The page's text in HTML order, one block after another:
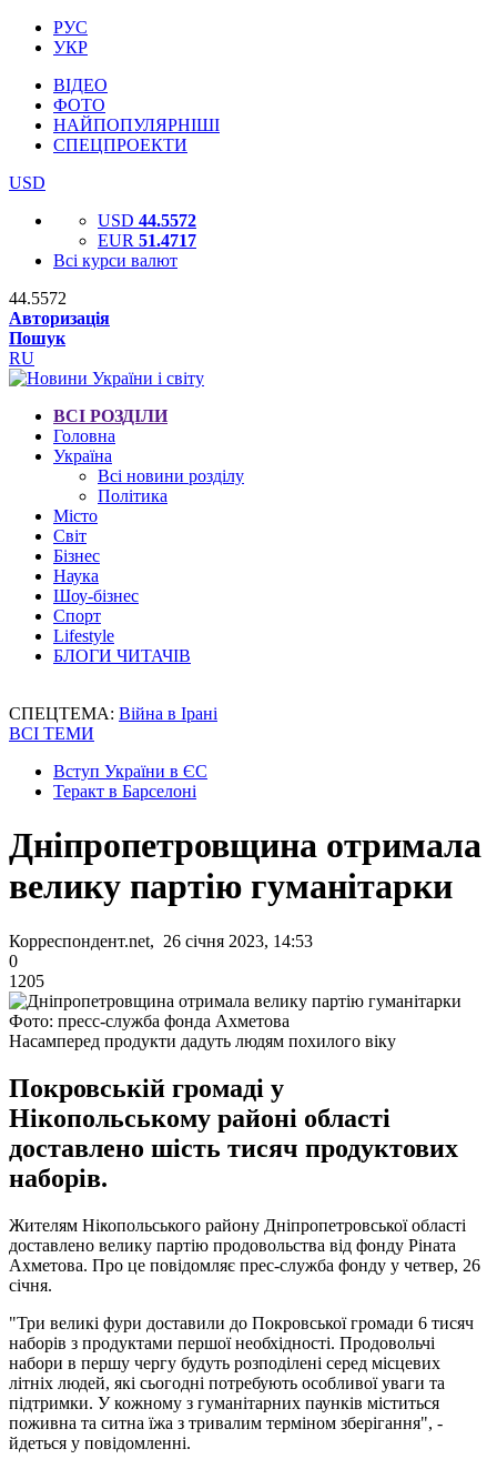
РУС
УКР
ВІДЕО
ФОТО
НАЙПОПУЛЯРНІШІ
СПЕЦПРОЕКТИ
USD
USD 44.5572
EUR 51.4717
Всі курси валют
44.5572
Авторизація
Пошук
RU
ВСІ РОЗДІЛИ
Головна
Україна
Всі новини розділу
Політика
Місто
Світ
Бізнес
Наука
Шоу-бізнес
Спорт
Lifestyle
БЛОГИ ЧИТАЧІВ
СПЕЦТЕМА: Війна в Ірані
ВСІ ТЕМИ
Вступ України в ЄС
Теракт в Барселоні
Дніпропетровщина отримала
велику партію гуманітарки
Корреспондент.net, 26 січня 2023, 14:53
0
1205
Фото: пресс-служба фонда Ахметова
Насамперед продукти дадуть людям похилого віку
Покровській громаді у
Нікопольському районі області
доставлено шість тисяч продуктових
наборів.
Жителям Нікопольського району Дніпропетровської області
доставлено велику партію продовольства від фонду Ріната
Ахметова. Про це повідомляє прес-служба фонду у четвер, 26
січня.
"Три великі фури доставили до Покровської громади 6 тисяч
наборів з продуктами першої необхідності. Продовольчі
набори в першу чергу будуть розподілені серед місцевих
літніх людей, які сьогодні потребують особливої уваги та
підтримки. У кожному з гуманітарних паунків міститься
поживна та ситна їжа з тривалим терміном зберігання", -
йдеться у повідомленні.